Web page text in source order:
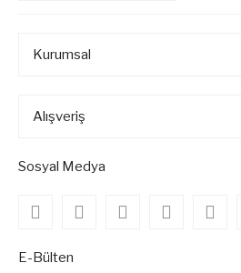
Kurumsal
Alışveriş
Sosyal Medya
E-Bülten